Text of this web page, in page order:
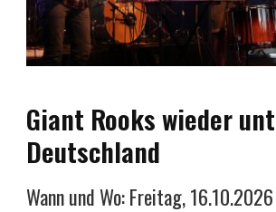
Giant Rooks wieder
Deutschland
Wann und Wo: Freitag,